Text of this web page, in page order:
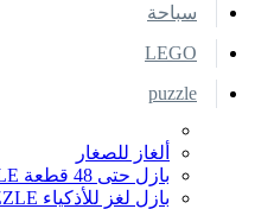
سباحة
LEGO
puzzle
ألغاز للصغار
بازل حتى 48 قطعة PUZZLE
بازل لغز للأذكياء PUZZLE